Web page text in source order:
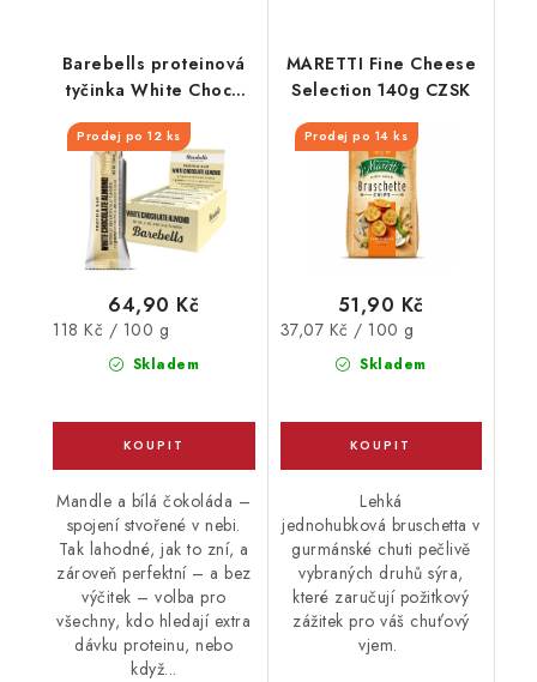
Barebells proteinová
tyčinka White Choco
Almond 55 g
Prodej po 12 ks
Skladem
64,90 Kč
Měrná
118 Kč / 100 g
Mandle a bílá čokoláda –
spojení stvořené v nebi.
Tak lahodné, jak to zní, a
zároveň perfektní – a bez
výčitek – volba pro
všechny, kdo hledají extra
dávku proteinu, nebo
když...
MARETTI Fine Cheese
Selection 140g CZSK
Prodej po 14 ks
Skladem
51,90 Kč
Měrná
37,07 Kč / 100 g
Lehká
jednohubková bruschetta v
gurmánské chuti pečlivě
vybraných druhů sýra,
které zaručují požitkový
zážitek pro váš chuťový
vjem.